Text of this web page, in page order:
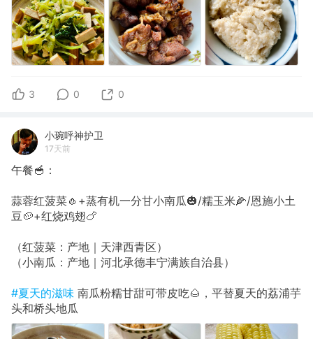
3 0 0
小琬呼神护卫
17天前
午餐🥣：
蒜蓉红菠菜🧄+蒸有机一分甘小南瓜🎃/糯玉米🌽/恩施小土
豆🥔+红烧鸡翅🍗
（红菠菜：产地｜天津西青区）
（小南瓜：产地｜河北承德丰宁满族自治县）
#夏天的滋味 南瓜粉糯甘甜可带皮吃🌰，平替夏天的荔浦芋
头和桥头地瓜